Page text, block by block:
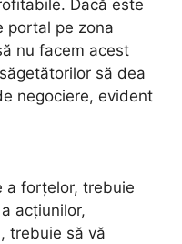
Dacă este
portal pe zona
nu facem acest
să dea
negociere, evident
a forțelor, trebuie
acțiunilor,
trebuie să vă